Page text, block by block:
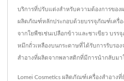
บริการที่ปรับแต่งสำหรับความต้องการขอ
ผลิตภัณฑ์หลักประกอบด้วยบรรจุภัณฑ์เครื่อ
จากใยพืชเช่นเปลือกข้าวและชาเขียว บรร
หมึกถั่วเหลืองบนกระดาษที่ได้รับการรับรอ
สำอางที่ผลิตจากพลาสติกที่มีการนำกลับมา
Lomei Cosmetics ผลิตภัณฑ์เครื่องสำอาง